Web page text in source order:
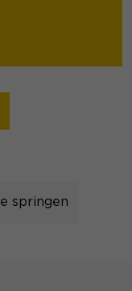
springen